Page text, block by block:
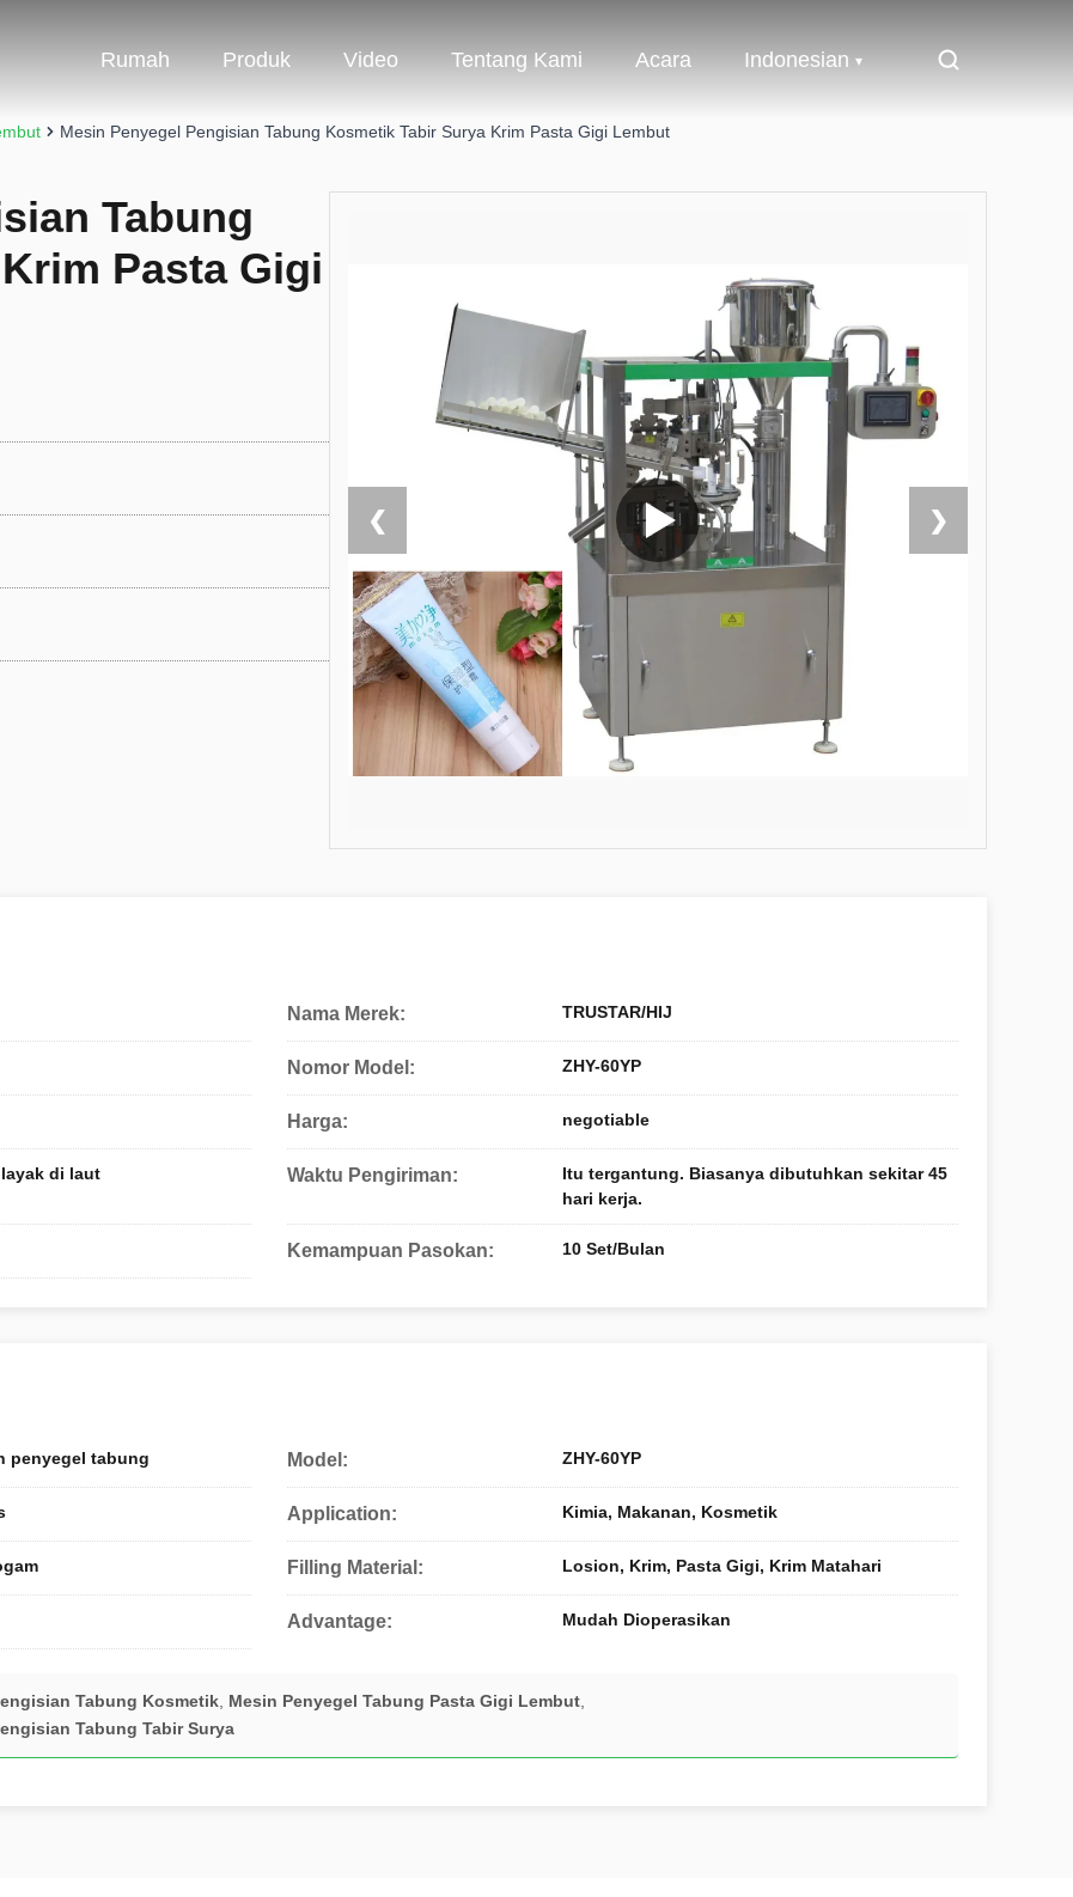
Rumah Produk Video Tentang Kami Acara Indonesian
Mesin Penyegel Pengisian Tabung Kosmetik Tabir Surya Krim Pasta Gigi Lembut
❮ ❯
Tabung
Pasta Gigi
Nama Merek: TRUSTAR/HIJ
Nomor Model: ZHY-60YP
Harga: negotiable
di laut Waktu Pengiriman:
Itu tergantung. Biasanya dibutuhkan sekitar 45
hari kerja.
Kemampuan Pasokan: 10 Set/Bulan
penyegel tabung Model: ZHY-60YP
Application: Kimia, Makanan, Kosmetik
Filling Material: Losion, Krim, Pasta Gigi, Krim Matahari
Advantage: Mudah Dioperasikan
Tabung Kosmetik Mesin Penyegel Tabung Pasta Gigi Lembut
Tabung Tabir Surya